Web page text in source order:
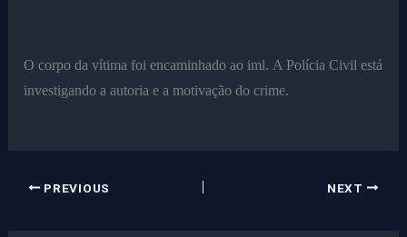
O corpo da vítima foi encaminhado ao iml. A Polícia Civil está
investigando a autoria e a motivação do crime.
PREVIOUS NEXT